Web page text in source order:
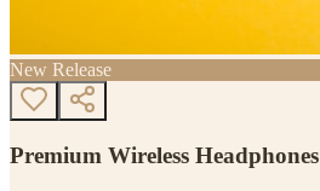
New Release
Premium Wireless Headphones